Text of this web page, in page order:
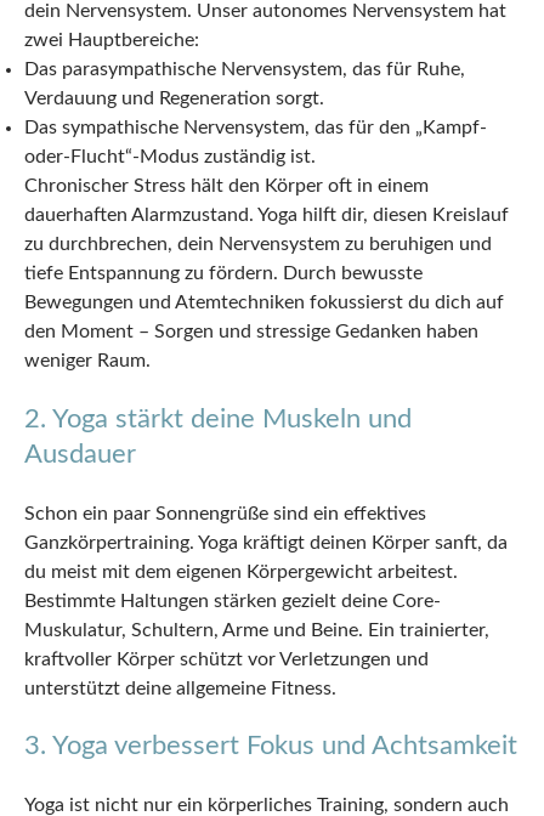
dein Nervensystem. Unser autonomes Nervensystem hat
zwei Hauptbereiche:
Das parasympathische Nervensystem, das für Ruhe,
Verdauung und Regeneration sorgt.
Das sympathische Nervensystem, das für den „Kampf-
oder-Flucht“-Modus zuständig ist.
Chronischer Stress hält den Körper oft in einem
dauerhaften Alarmzustand. Yoga hilft dir, diesen Kreislauf
zu durchbrechen, dein Nervensystem zu beruhigen und
tiefe Entspannung zu fördern. Durch bewusste
Bewegungen und Atemtechniken fokussierst du dich auf
den Moment – Sorgen und stressige Gedanken haben
weniger Raum.
2. Yoga stärkt deine Muskeln und
Ausdauer
Schon ein paar Sonnengrüße sind ein effektives
Ganzkörpertraining. Yoga kräftigt deinen Körper sanft, da
du meist mit dem eigenen Körpergewicht arbeitest.
Bestimmte Haltungen stärken gezielt deine Core-
Muskulatur, Schultern, Arme und Beine. Ein trainierter,
kraftvoller Körper schützt vor Verletzungen und
unterstützt deine allgemeine Fitness.
3. Yoga verbessert Fokus und Achtsamkeit
Yoga ist nicht nur ein körperliches Training, sondern auch